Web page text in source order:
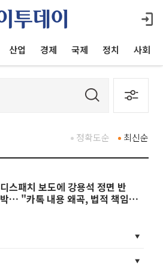
산업 경제 국제 정치 사회
최신순
정확도순
디스패치 보도에 강용석 정면 반
박… "카톡 내용 왜곡, 법적 책임져